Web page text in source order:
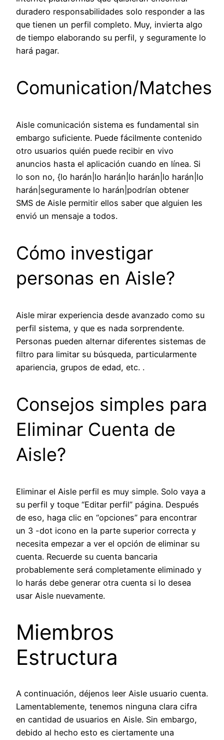
duradero responsabilidades solo responder a las
que tienen un perfil completo. Muy, invierta algo
de tiempo elaborando su perfil, y seguramente lo
hará pagar.
Comunication/Matches
Aisle comunicación sistema es fundamental sin
embargo suficiente. Puede fácilmente contenido
otro usuarios quién puede recibir en vivo
anuncios hasta el aplicación cuando en línea. Si
lo son no, {lo harán|lo harán|lo harán|lo harán|lo
harán|seguramente lo harán|podrían obtener
SMS de Aisle permitir ellos saber que alguien les
envió un mensaje a todos.
Cómo investigar
personas en Aisle?
Aisle mirar experiencia desde avanzado como su
perfil sistema, y que es nada sorprendente.
Personas pueden alternar diferentes sistemas de
filtro para limitar ​​su búsqueda, particularmente
apariencia, grupos de edad, etc. .
Consejos simples para
Eliminar Cuenta de
Aisle?
Eliminar el Aisle perfil es muy simple. Solo vaya a
su perfil y toque “Editar perfil” página. Después
de eso, haga clic en “opciones” para encontrar
un 3 -dot icono en la parte superior correcta y
necesita empezar a ver el opción de eliminar su
cuenta. Recuerde su cuenta bancaria
probablemente será completamente eliminado y
lo harás debe generar otra cuenta si lo desea
usar Aisle nuevamente.
Miembros
Estructura
A continuación, déjenos leer Aisle usuario cuenta.
Lamentablemente, tenemos ninguna clara cifra
en cantidad de usuarios en Aisle. Sin embargo,
debido al hecho esto es ciertamente una